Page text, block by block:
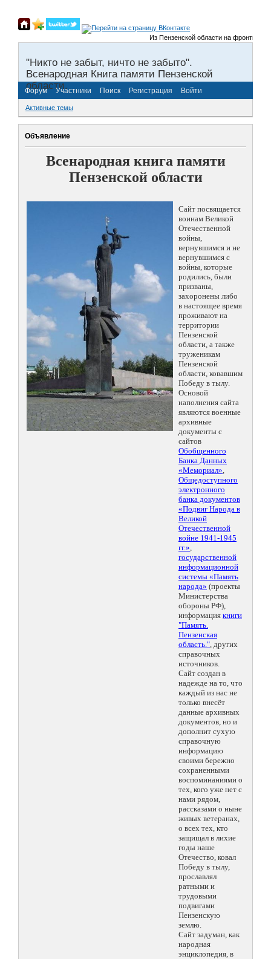
Из Пензенской области на фронты
"Никто не забыт, ничто не забыто".
Всенародная Книга памяти Пензенской
области.
Форум Участники Поиск Регистрация Войти
Активные темы
Объявление
Всенародная книга памяти
Пензенской области
Сайт посвящается
воинам Великой
Отечественной
войны,
вернувшимся и не
вернувшимся с
войны, которые
родились, были
призваны,
захоронены либо
в настоящее время
проживают на
территории
Пензенской
области, а также
труженикам
Пензенской
области, ковавшим
Победу в тылу.
Основой
наполнения сайта
являются военные
архивные
документы с
сайтов
Обобщенного
Банка Данных
«Мемориал»,
Общедоступного
электронного
банка документов
«Подвиг Народа в
Великой
Отечественной
войне 1941-1945
гг.»,
государственной
информационной
системы «Память
народа» (проекты
Министерства
обороны РФ),
информация книги
"Память.
Пензенская
область.", других
справочных
источников.
Сайт создан в
надежде на то, что
каждый из нас не
только внесёт
данные архивных
документов, но и
дополнит сухую
справочную
информацию
своими бережно
сохраненными
воспоминаниями о
тех, кого уже нет с
нами рядом,
рассказами о ныне
живых ветеранах,
о всех тех, кто
защищал в лихие
годы наше
Отечество, ковал
Победу в тылу,
прославлял
ратными и
трудовыми
подвигами
Пензенскую
землю.
Сайт задуман, как
народная
энциклопедия, в